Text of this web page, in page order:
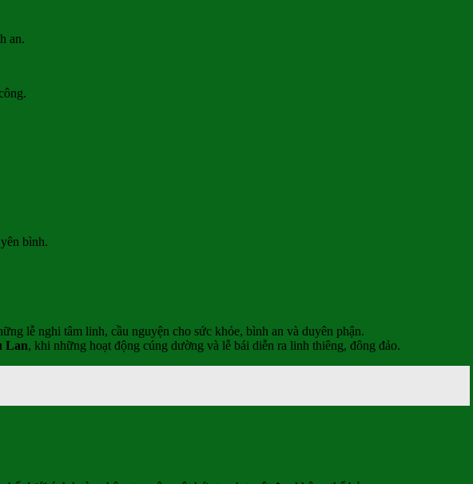
an.
bình.
lễ nghi tâm linh, cầu nguyện cho sức khỏe, bình an và duyên phận.
Lan, khi những hoạt động cúng dường và lễ bái diễn ra linh thiêng, đông đảo.